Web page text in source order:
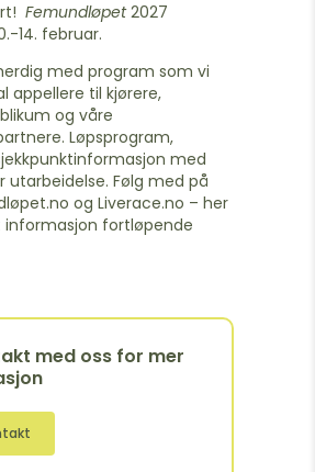
Femundløpet2027
14. februar.
med program som vi
appellere til kjørere,
og våre
Løpsprogram,
med
utarbeidelse. Følg med på
og Liverace.no – her
fortløpende
med oss for mer